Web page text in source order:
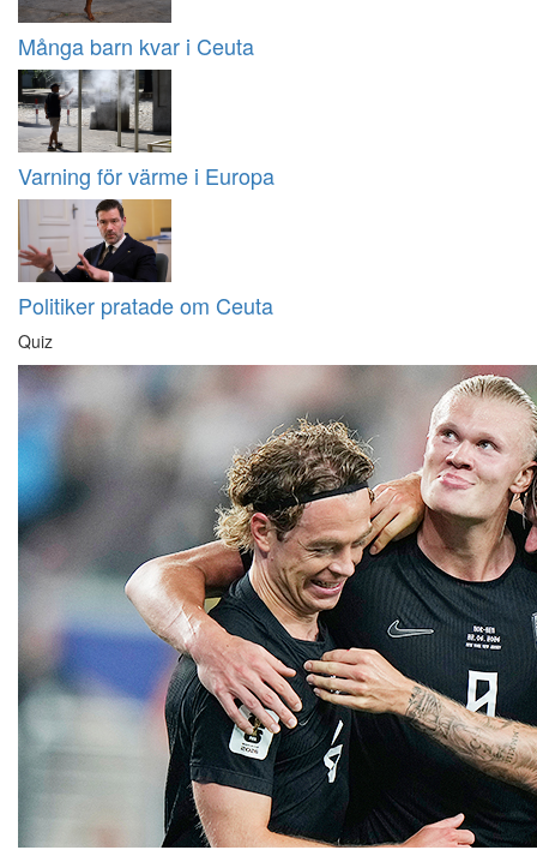
Många barn kvar i Ceuta
Varning för värme i Europa
Politiker pratade om Ceuta
Quiz